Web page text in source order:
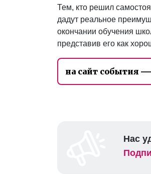
Тем, кто решил
дадут реальное
окончании обучения
представив его как
на сайт события
Нас